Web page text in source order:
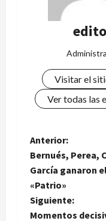
Visitar el
Ver todas las
N
a
v
Anterior:
Bernués, Perea,
García ganaron
«Patrio»
Siguiente:
Momentos